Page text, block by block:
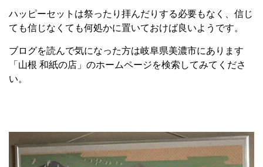
ハッピーセットは祭ったり拝んだりする必要もなく、信じ
ても信じなくても何処かに置いておけば良いようです。
ブログを読んで気になった方は岐阜県美濃市にあります
「山根 和紙の店」のホームページを検索してみてくださ
い。